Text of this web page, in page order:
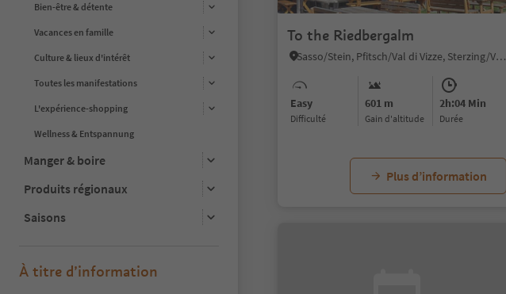
Bien-être & détente
Vacances en famille
Culture & lieux d'intérêt
Toutes les manifestations
L'expérience-shopping
Wellness & Entspannung
Manger & boire
Produits régionaux
Saisons
À titre d’information
To the Riedbergalm
Sasso/Stein, Pfitsch/Val di Vizze, Sterzing/Vipiteno and environs
Easy
Difficulté
601 m
Gain d'altitude
2h:04 Min
durée
Plus d’information